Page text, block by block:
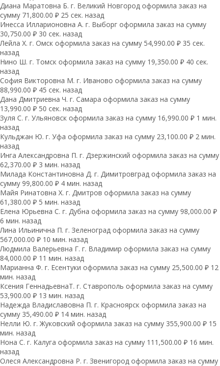
Диана Маратовна Б. г. Великий Новгород оформила заказ на
сумму 71,800.00 ₽ 25 сек. назад
Инесса Илларионовна А. г. Выборг оформила заказ на сумму
30,750.00 ₽ 30 сек. назад
Лейла Х. г. Омск оформила заказ на сумму 54,990.00 ₽ 35 сек.
назад
Нино Ш. г. Томск оформила заказ на сумму 19,350.00 ₽ 40 сек.
назад
София Викторовна М. г. Иваново оформила заказ на сумму
88,990.00 ₽ 45 сек. назад
Дана Дмитриевна Ч. г. Самара оформила заказ на сумму
13,990.00 ₽ 50 сек. назад
Зуля С. г. Ульяновск оформила заказ на сумму 16,990.00 ₽ 1 мин.
назад
Кульджан Ю. г. Уфа оформила заказ на сумму 23,100.00 ₽ 2 мин.
назад
Инга Александровна П. г. Дзержинский оформила заказ на сумму
62,370.00 ₽ 3 мин. назад
Милада Константиновна Д. г. Димитровград оформила заказ на
сумму 99,800.00 ₽ 4 мин. назад
Майя Ринатовна Х. г. Дмитров оформила заказ на сумму
61,380.00 ₽ 5 мин. назад
Елена Юрьевна С. г. Дубна оформила заказ на сумму 98,000.00 ₽
6 мин. назад
Лина Ильинична П. г. Зеленоград оформила заказ на сумму
567,000.00 ₽ 10 мин. назад
Людмила Валерьевна Г. г. Владимир оформила заказ на сумму
84,000.00 ₽ 11 мин. назад
Марианна Ф. г. Есентуки оформила заказ на сумму 25,500.00 ₽ 12
мин. назад
Ксения ГеннадьевнаТ. г. Ставрополь оформила заказ на сумму
53,900.00 ₽ 13 мин. назад
Надежда Владиславовна П. г. Красноярск оформила заказ на
сумму 35,490.00 ₽ 14 мин. назад
Нелли Ю. г. Жуковский оформила заказ на сумму 355,900.00 ₽ 15
мин. назад
Нона С. г. Калуга оформила заказ на сумму 111,500.00 ₽ 16 мин.
назад
Олеся Александровна Р. г. Звенигород оформила заказ на сумму